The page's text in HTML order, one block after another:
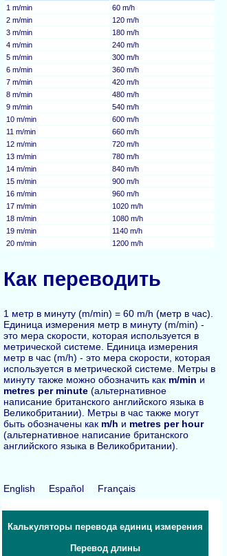
1 m/min
60 m/h
2 m/min
120 m/h
3 m/min
180 m/h
4 m/min
240 m/h
5 m/min
300 m/h
6 m/min
360 m/h
7 m/min
420 m/h
8 m/min
480 m/h
9 m/min
540 m/h
10 m/min
600 m/h
11 m/min
660 m/h
12 m/min
720 m/h
13 m/min
780 m/h
14 m/min
840 m/h
15 m/min
900 m/h
16 m/min
960 m/h
17 m/min
1020 m/h
18 m/min
1080 m/h
19 m/min
1140 m/h
20 m/min
1200 m/h
Как переводить
1 метр в минуту (m/min) = 60 m/h (метр в час).
Единица измерения метр в минуту (m/min) -
это мера скорости, которая используется в
метрической системе. Единица измерения
метр в час (m/h) - это мера скорости, которая
используется в метрической системе. Метры в
минуту также можно обозначить как m/min и
metres per minute (альтернативное
написание британского английского языка в
Великобритании). Метры в час также могут
быть обозначены как m/h и metres per hour
(альтернативное написание британского
английского языка в Великобритании).
English Español Français
Калькуляторы перевода единиц измерения
Перевод длины